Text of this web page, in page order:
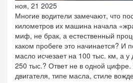
ноя, 21 2025
Многие водители замечают, что
километров их машина начала
миф, не брак, а естественный
каком пробеге это начинается? И
масло исчезает на 100 тыс. км, а у
250 тыс.? Ответ не в одной цифре.
двигателя, типе масла, стиле